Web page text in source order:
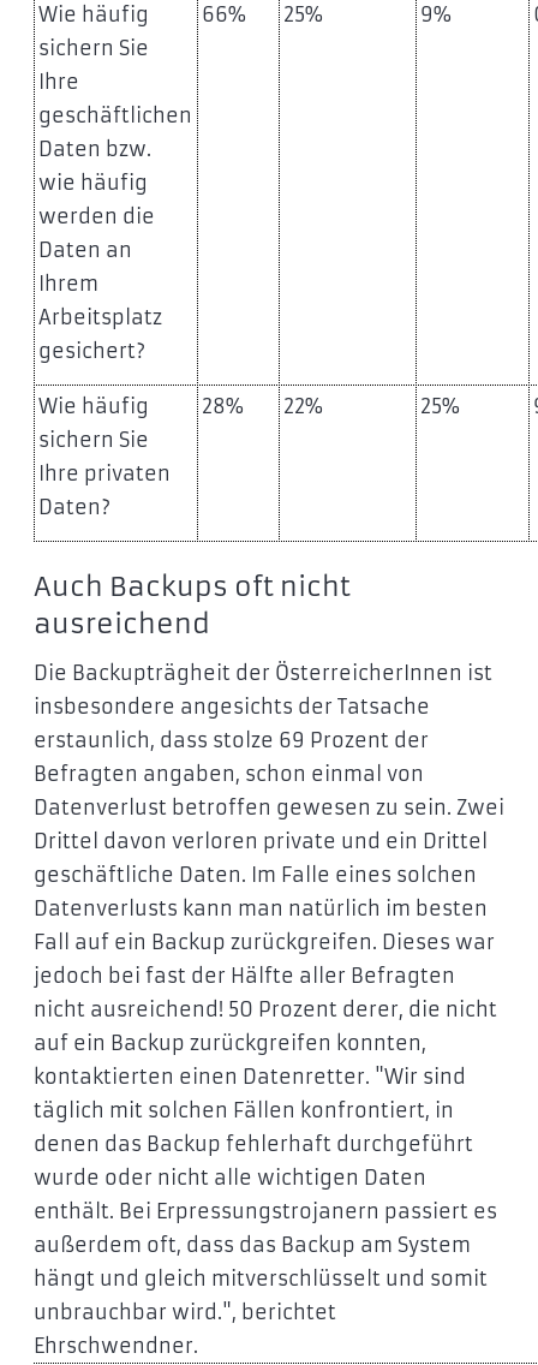
Wie häufig
sichern Sie
Ihre
geschäftlichen
Daten bzw.
wie häufig
werden die
Daten an
Ihrem
Arbeitsplatz
gesichert?
66% 25% 9%
Wie häufig
sichern Sie
Ihre privaten
Daten?
28% 22% 25%
Auch Backups oft nicht
ausreichend
Die Backupträgheit der ÖsterreicherInnen ist
insbesondere angesichts der Tatsache
erstaunlich, dass stolze 69 Prozent der
Befragten angaben, schon einmal von
Datenverlust betroffen gewesen zu sein. Zwei
Drittel davon verloren private und ein Drittel
geschäftliche Daten. Im Falle eines solchen
Datenverlusts kann man natürlich im besten
Fall auf ein Backup zurückgreifen. Dieses war
jedoch bei fast der Hälfte aller Befragten
nicht ausreichend! 50 Prozent derer, die nicht
auf ein Backup zurückgreifen konnten,
kontaktierten einen Datenretter. "Wir sind
täglich mit solchen Fällen konfrontiert, in
denen das Backup fehlerhaft durchgeführt
wurde oder nicht alle wichtigen Daten
enthält. Bei Erpressungstrojanern passiert es
außerdem oft, dass das Backup am System
hängt und gleich mitverschlüsselt und somit
unbrauchbar wird.", berichtet
Ehrschwendner.